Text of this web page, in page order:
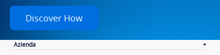
Discover How
Azienda